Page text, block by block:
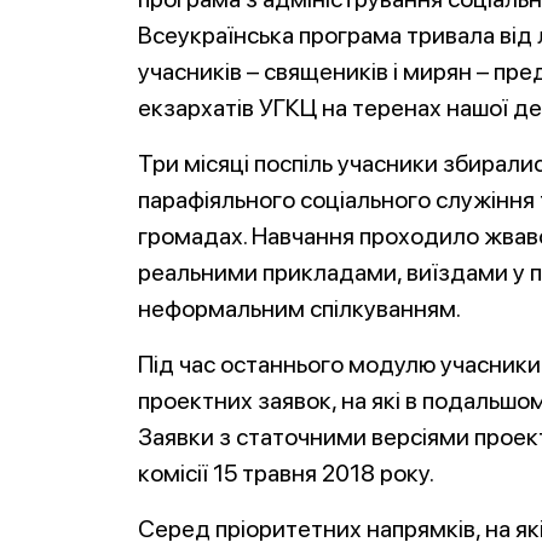
Всеукраїнська програма тривала
учасників – священиків і мирян –
екзархатів УГКЦ на теренах нашої
Три місяці поспіль учасники
парафіяльного соціального служіння
громадах. Навчання проходило
реальними прикладами, виїздами у
неформальним спілкуванням.
Під час останнього модулю
проектних заявок, на які в
Заявки з статочними версіями
комісії 15 травня 2018 року.
Серед пріоритетних напрямків, на